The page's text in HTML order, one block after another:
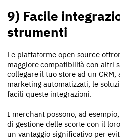
9) Facile
strumenti
Le piattaforme open source
maggiore compatibilità con altri
collegare il tuo store ad un CRM,
marketing automatizzati, le
facili queste integrazioni.
I merchant possono, ad
di gestione delle scorte con il
un vantaggio significativo per